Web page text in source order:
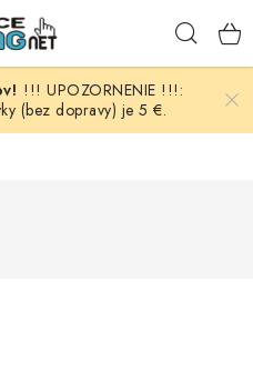
!!! UPOZORNENIE !!!:
(bez dopravy) je 5 €.